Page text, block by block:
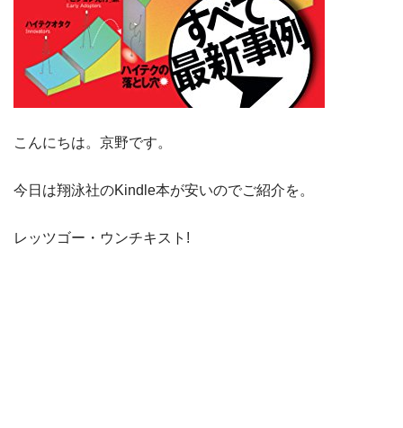
こんにちは。京野です。
今日は翔泳社のKindle本が安いのでご紹介を。
レッツゴー・ウンチキスト!